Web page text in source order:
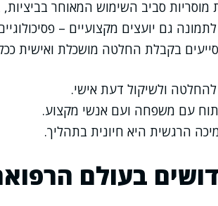
סביב השימוש המאוחר
גם יועצים מקצועיים –
בקבלת החלטה מושכלת ואישית
ולשיקול דעת אישי.
עם משפחה ועם אנשי מקצוע.
הרגשית היא חיונית בתהליך.
בעולם